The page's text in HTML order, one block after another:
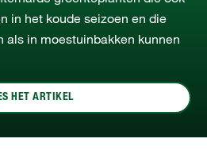
in het koude seizoen en die
als in moestuinbakken kunnen
HET ARTIKEL